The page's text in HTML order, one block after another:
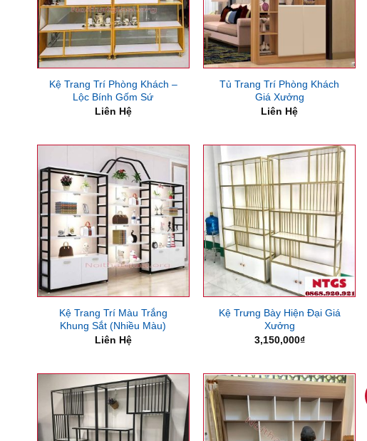
Kệ Trang Trí Phòng Khách –
Lộc Bính Gốm Sứ
Liên Hệ
Tủ Trang Trí Phòng Khách
Giá Xưởng
Liên Hệ
Kệ Trang Trí Màu Trắng
Khung Sắt (Nhiều Màu)
Liên Hệ
Kệ Trưng Bày Hiện Đại Giá
Xưởng
3,150,000₫